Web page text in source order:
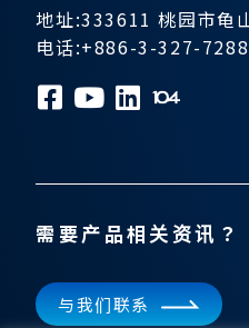
地址:333611 桃园市龟
电话:+886-3-327-7288
需要产品相关资讯？
与我们联系